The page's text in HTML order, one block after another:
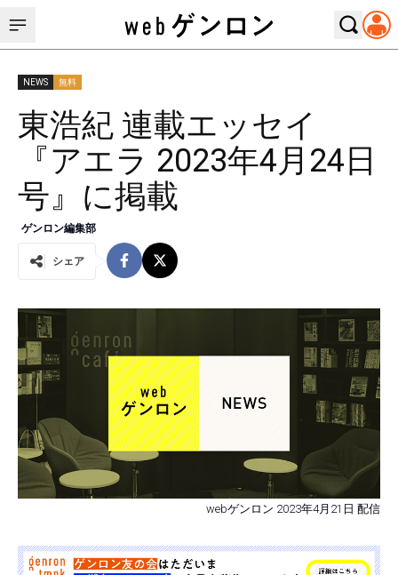
NEWS 無料
東浩紀 連載エッセイ
『アエラ 2023年4月24日
号』に掲載
ゲンロン編集部
シェア
webゲンロン 2023年4月21日 配信